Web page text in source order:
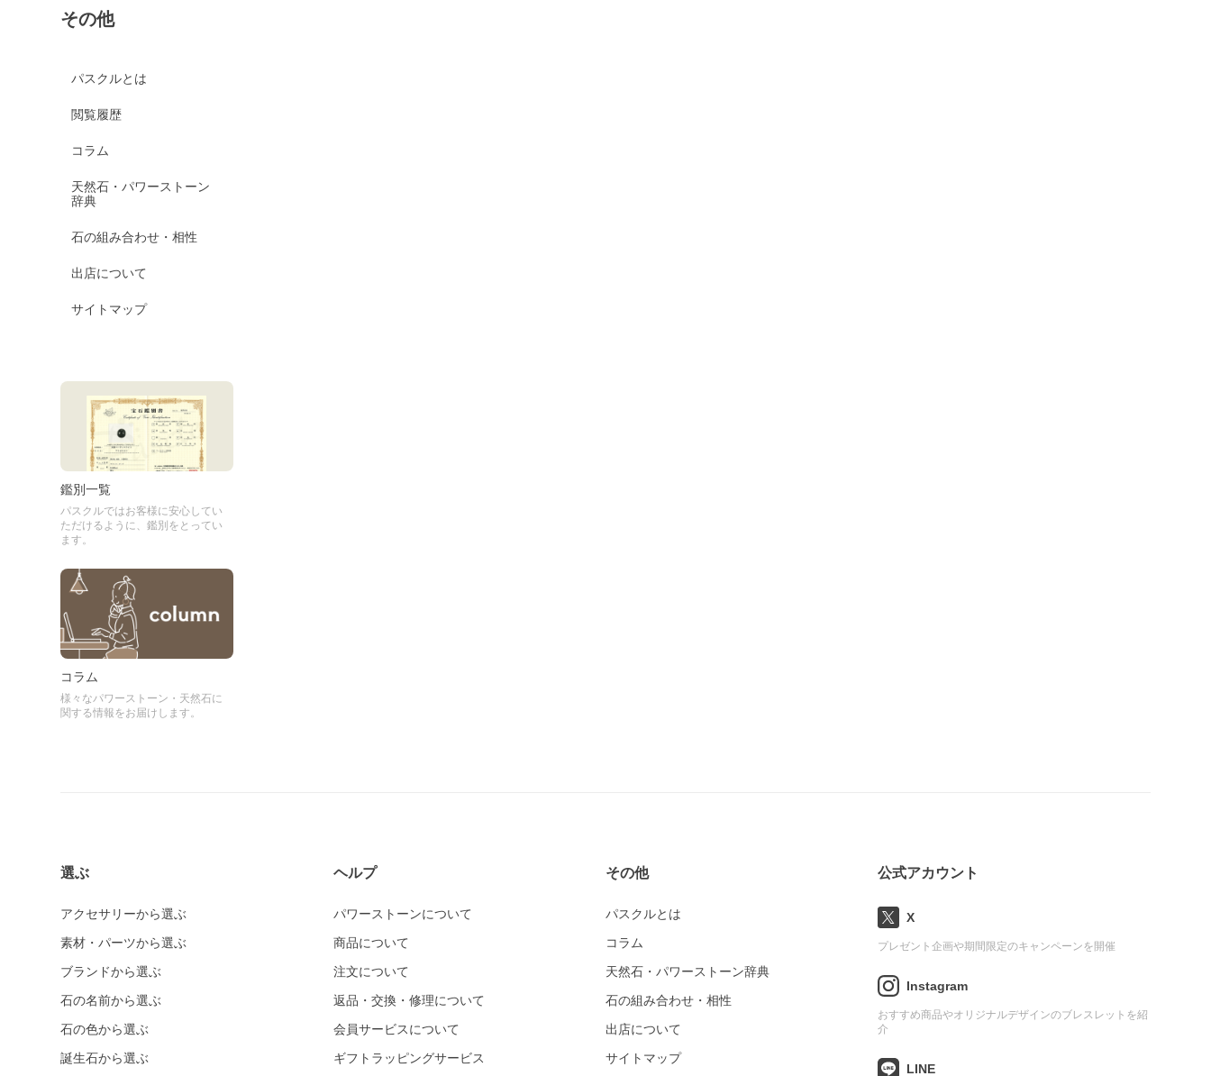
その他
パスクルとは
閲覧履歴
コラム
天然石・パワーストーン
辞典
石の組み合わせ・相性
出店について
サイトマップ
鑑別一覧
パスクルではお客様に安心してい
ただけるように、鑑別をとってい
ます。
コラム
様々なパワーストーン・天然石に
関する情報をお届けします。
選ぶ
アクセサリーから選ぶ
素材・パーツから選ぶ
ブランドから選ぶ
石の名前から選ぶ
石の色から選ぶ
誕生石から選ぶ
ヘルプ
パワーストーンについて
商品について
注文について
返品・交換・修理について
会員サービスについて
ギフトラッピングサービス
その他
パスクルとは
コラム
天然石・パワーストーン辞典
石の組み合わせ・相性
出店について
サイトマップ
公式アカウント
X
プレゼント企画や期間限定のキャンペーンを開催
Instagram
おすすめ商品やオリジナルデザインのブレスレットを紹
介
LINE